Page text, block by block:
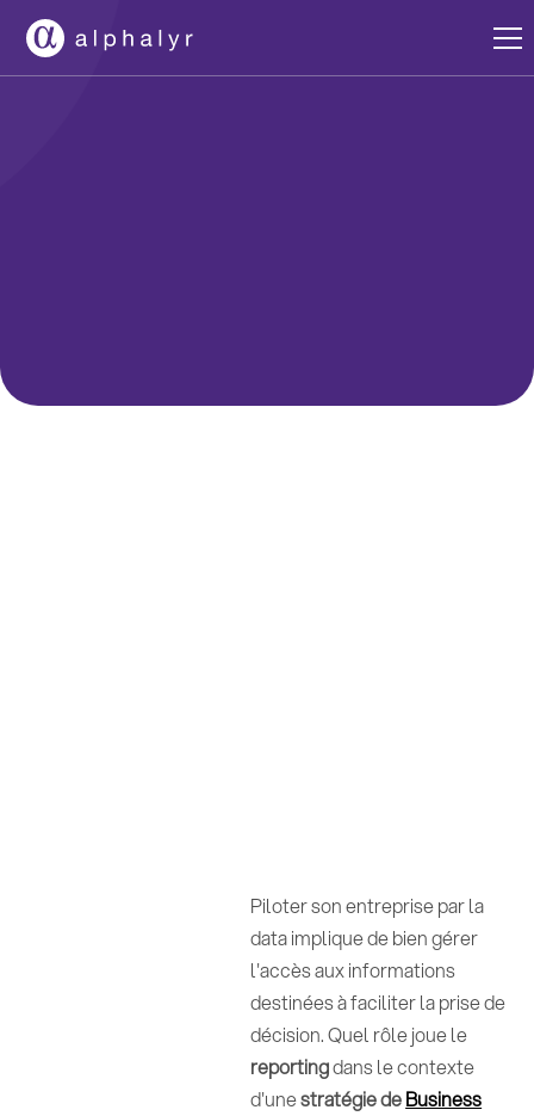
Piloter son entreprise par la
data implique de bien gérer
l'accès aux informations
destinées à faciliter la prise de
décision. Quel rôle joue le
reportingdans le contexte
d'unestratégie deBusiness